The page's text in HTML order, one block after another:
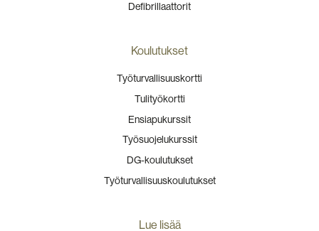
Defibrillaattorit
Koulutukset
Työturvallisuuskortti
Tulityökortti
Ensiapukurssit
Työsuojelukurssit
DG-koulutukset
Työturvallisuuskoulutukset
Lue lisää